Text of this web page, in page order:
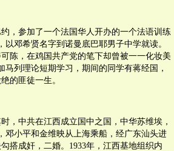
，参加了一个法国华人开办的一个法语训练
邓希贤名字到诺曼底巴耶男子中学就读。
陈，在鸡国共产党的笔下却曾被一一化妆美
马列理论短期学习，期间的同学有蒋经国，
的匪徒一生。
，中共在江西成立国中之国，中华苏维埃，
邓小平和金维映从上海乘船，经广东汕头进
搭成奸，二婚。1933年，江西基地组织内